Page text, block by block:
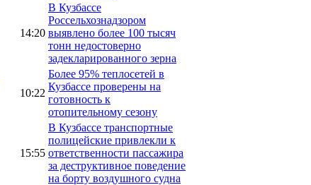
14:20
В Кузбассе
Россельхознадзором
выявлено более 100 тысяч
тонн недостоверно
задекларированного зерна
10:22
Более 95% теплосетей в
Кузбассе проверены на
готовность к
отопительному сезону
15:55
В Кузбассе транспортные
полицейские привлекли к
ответственности пассажира
за деструктивное поведение
на борту воздушного судна